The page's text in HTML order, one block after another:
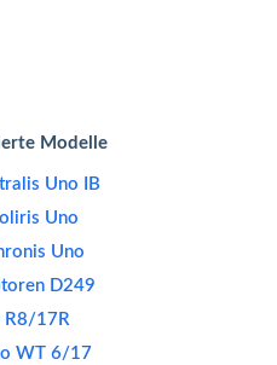
Modelle
Uno IB
Uno
Uno
D249
R8/17R
WT 6/17